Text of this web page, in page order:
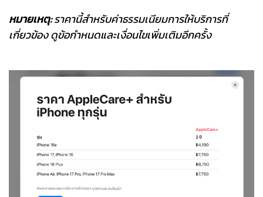
หมายเหตุ:ราคานี้สำหรับค่าธรรมเนียมการให้บริการที่
เกี่ยวข้อง ดูข้อกำหนดและเงื่อนไขเพิ่มเติมอีกครั้ง